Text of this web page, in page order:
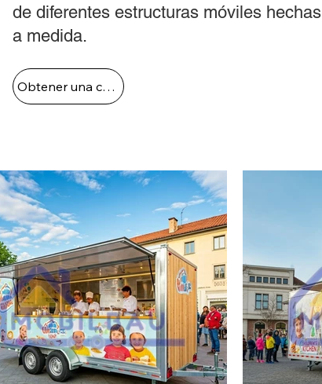
de diferentes estructuras móviles hechas
a medida.
Obtener una cotización